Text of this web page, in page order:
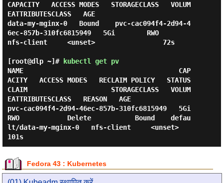
CAPACITY   ACCESS MODES   STORAGECLASS   VOLUM
EATTRIBUTESCLASS   AGE
data-my-mginx-0   Bound    pvc-cac094f4-2d94-4
6ec-857b-310fc6815949   5Gi        RWO
nfs-client     <unset>                 72s
[root@dlp ~]#
kubectl get pv
NAME                                       CAP
ACITY   ACCESS MODES   RECLAIM POLICY   STATUS
CLAIM                     STORAGECLASS   VOLUM
EATTRIBUTESCLASS   REASON   AGE
pvc-cac094f4-2d94-46ec-857b-310fc6815949   5Gi
RWO            Delete           Bound    defau
lt/data-my-mginx-0   nfs-client     <unset>
101s
Fedora 43 : Kubernetes